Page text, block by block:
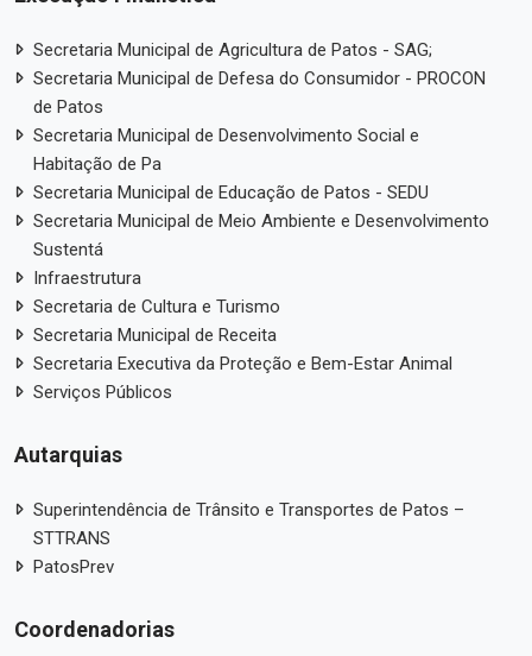
Secretaria Municipal de Agricultura de Patos - SAG;
Secretaria Municipal de Defesa do Consumidor - PROCON
de Patos
Secretaria Municipal de Desenvolvimento Social e
Habitação de Pa
Secretaria Municipal de Educação de Patos - SEDU
Secretaria Municipal de Meio Ambiente e Desenvolvimento
Sustentá
Infraestrutura
Secretaria de Cultura e Turismo
Secretaria Municipal de Receita
Secretaria Executiva da Proteção e Bem-Estar Animal
Serviços Públicos
Autarquias
Superintendência de Trânsito e Transportes de Patos –
STTRANS
PatosPrev
Coordenadorias